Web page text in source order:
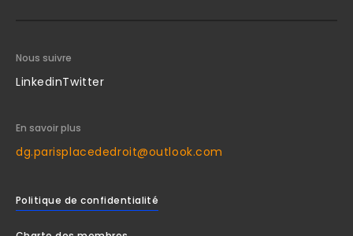
Nous suivre
LinkedinTwitter
En savoir plus
dg.parisplacededroit@outlook.com
Politique de confidentialité